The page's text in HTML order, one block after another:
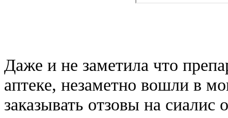
Даже и не заметила что
аптеке, незаметно вошли в
заказывать отзовы на